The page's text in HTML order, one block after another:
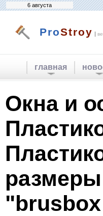
6 августа
ProStroy |
главная
Окна и